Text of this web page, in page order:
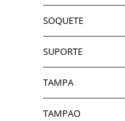
SOQUETE
SUPORTE
TAMPA
TAMPAO